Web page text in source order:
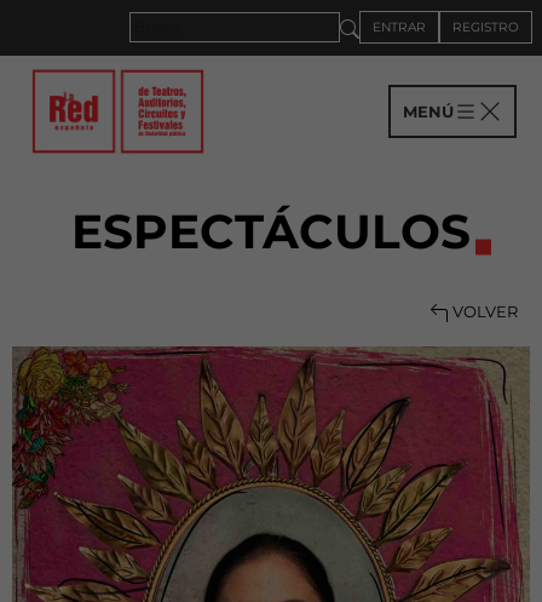
ENTRAR REGISTRO
MENÚ
ESPECTÁCULOS
VOLVER